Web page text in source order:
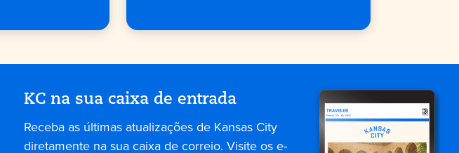
KC na sua caixa de entrada
Receba as últimas atualizações de Kansas City
diretamente na sua caixa de correio. Visite os e-